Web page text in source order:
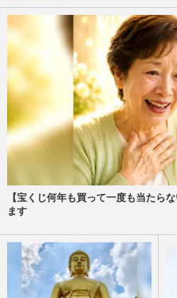
【宝くじ何年も買って一度も当たら
ます